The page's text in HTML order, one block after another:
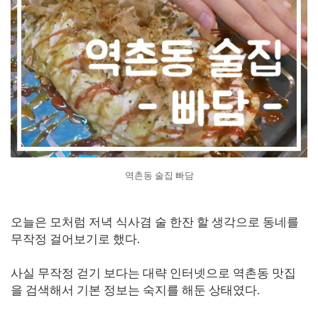
역촌동 술집 빠담
오늘은 모처럼 저녁 식사겸 술 한잔 할 생각으로 동네를
무작정 걸어보기로 했다.
사실 무작정 걷기 보다는 대략 인터넷으로 역촌동 맛집
을 검색해서 기본 정보는 숙지를 해둔 상태였다.